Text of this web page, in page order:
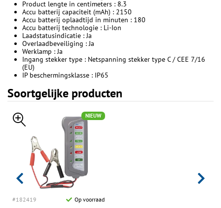
Product lengte in centimeters : 8.3
Accu batterij capaciteit (mAh) : 2150
Accu batterij oplaadtijd in minuten : 180
Accu batterij technologie : Li-Ion
Laadstatusindicatie : Ja
Overlaadbeveiliging : Ja
Werklamp : Ja
Ingang stekker type : Netspanning stekker type C / CEE 7/16
(EU)
IP beschermingsklasse : IP65
Soortgelijke producten
NIEUW
#182419 Op voorraad